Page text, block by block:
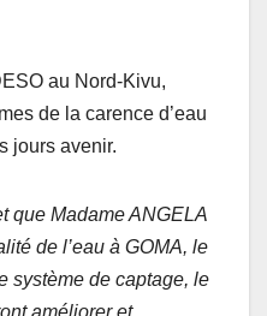
au Nord-Kivu,
de la carence d’eau
jours avenir.
que Madame ANGELA
de l’eau à GOMA, le
système de captage, le